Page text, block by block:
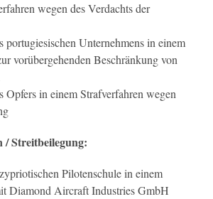
wegen des Verdachts der
portugiesischen Unternehmens in einem
vorübergehenden Beschränkung von
Opfers in einem Strafverfahren wegen
/ Streitbeilegung:
Pilotenschule in einem
Diamond Aircraft Industries GmbH